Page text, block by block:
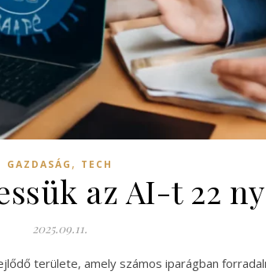
GAZDASÁG , TECH
az AI-t 22
2025.09.11.
területe, amely számos iparágban